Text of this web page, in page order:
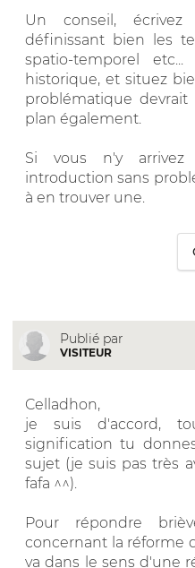
Un conseil,
définissant bien les
spatio-temporel
historique, et situez
problématique
plan également.
Si vous n'y
introduction sans
à en trouver une.
Publié par
VISITEUR
Celladhon,
je suis d'accord,
signification tu
sujet (je suis pas très
fafa ^^).
Pour répondre
concernant la réforme
va dans le sens d'une